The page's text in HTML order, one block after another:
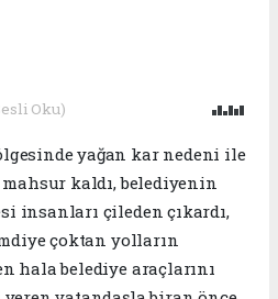
Oku)
yağan kar nedeni ile
kaldı, belediyenin
insanları çileden çıkardı,
çoktan yolların
hala belediye araçlarını